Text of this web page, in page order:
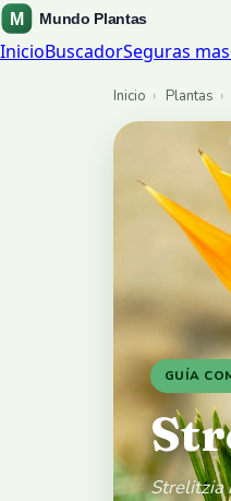
InicioBuscadorSeguras
Inicio › Plantas ›
GUÍA
Strelitzia